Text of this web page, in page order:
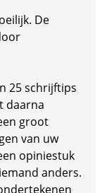
De
25 schrijftips
daarna
groot
van uw
opiniestuk
anders.